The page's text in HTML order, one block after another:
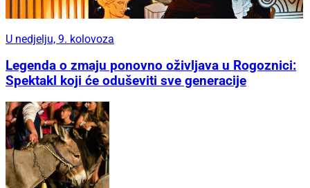
U nedjelju, 9. kolovoza
Legenda o zmaju ponovno oživljava u Rogoznici:
Spektakl koji će oduševiti sve generacije